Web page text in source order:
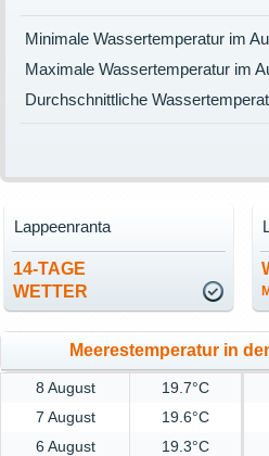
Minimale Wassertemperatur im
Maximale Wassertemperatur im
Durchschnittliche
14-TAGE
WETTER
Lappeenranta
Meerestemperatur in
8 August 19.7°C
7 August
19.6°C
6 August
19.3°C